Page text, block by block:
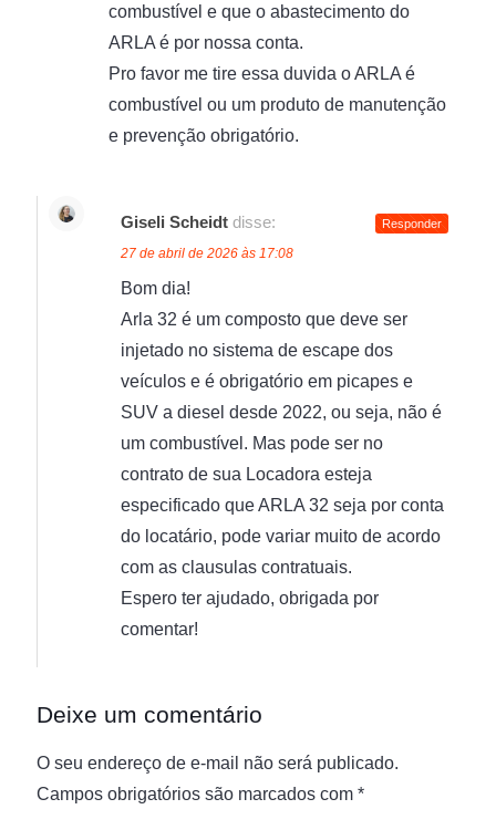
combustível e que o abastecimento do
ARLA é por nossa conta.
Pro favor me tire essa duvida o ARLA é
combustível ou um produto de manutenção
e prevenção obrigatório.
Giseli Scheidt disse:
27 de abril de 2026 às 17:08
Bom dia!
Arla 32 é um composto que deve ser
injetado no sistema de escape dos
veículos e é obrigatório em picapes e
SUV a diesel desde 2022, ou seja, não é
um combustível. Mas pode ser no
contrato de sua Locadora esteja
especificado que ARLA 32 seja por conta
do locatário, pode variar muito de acordo
com as clausulas contratuais.
Espero ter ajudado, obrigada por
comentar!
Responder
Deixe um comentário
O seu endereço de e-mail não será publicado.
Campos obrigatórios são marcados com *